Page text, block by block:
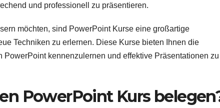
und professionell zu präsentieren.
möchten, sind PowerPoint Kurse eine großartige
Techniken zu erlernen. Diese Kurse bieten Ihnen die
kennenzulernen und effektive Präsentationen zu
PowerPoint Kurs